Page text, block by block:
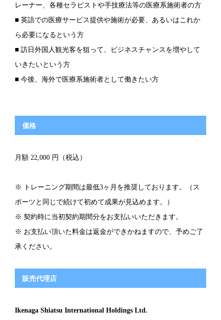
レーナー、各種セラピストや手技療法等の医療系施術者の方
■ 英語での医療サービス提供や施術が必要、あるいはこれか
ら必要になるという方
■ 訪日外国人観光客を狙って、ビジネスチャンスを増やして
いきたいという方
■ 今後、海外で医療系施術者として働きたい方
価格
月額 22,000 円（税込）
※ トレーニング期間は最低3ヶ月を推奨しております。（ス
ポーツと同じで続けて初めて成果が見込めます。）
※ 契約時に当初契約期間分をお支払いいただきます。
※ お支払い頂いた料金は返金ができかねますので、予めご了
承ください。
販売代理店
Ikenaga Shiatsu International Holdings Ltd.